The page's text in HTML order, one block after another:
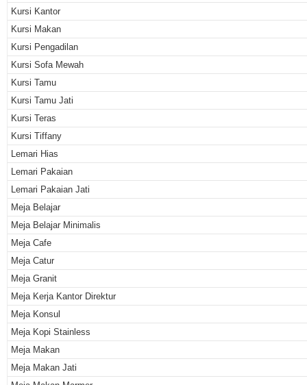
Kursi Kantor
Kursi Makan
Kursi Pengadilan
Kursi Sofa Mewah
Kursi Tamu
Kursi Tamu Jati
Kursi Teras
Kursi Tiffany
Lemari Hias
Lemari Pakaian
Lemari Pakaian Jati
Meja Belajar
Meja Belajar Minimalis
Meja Cafe
Meja Catur
Meja Granit
Meja Kerja Kantor Direktur
Meja Konsul
Meja Kopi Stainless
Meja Makan
Meja Makan Jati